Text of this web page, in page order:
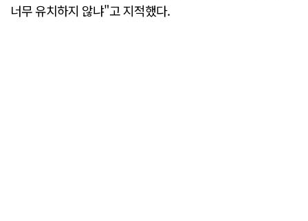
너무 유치하지 않냐"고 지적했다.